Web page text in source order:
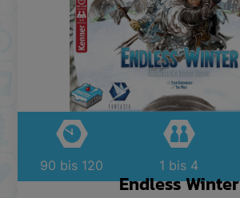
Endless Winter
90 bis 120 1 bis 4